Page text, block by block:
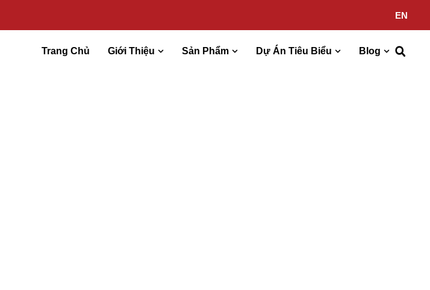
EN
Trang Chủ Giới Thiệu Sản Phẩm Dự Án Tiêu Biểu Blog